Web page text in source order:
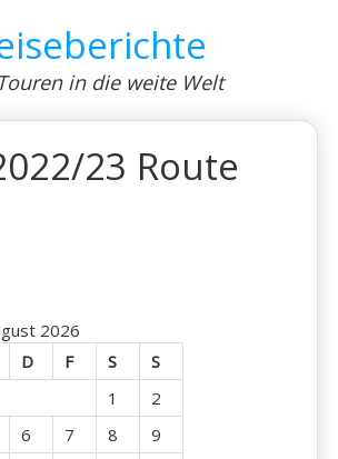
in die weite Welt
23 Route
2026
D F S
S
1
2
6 7 8
9